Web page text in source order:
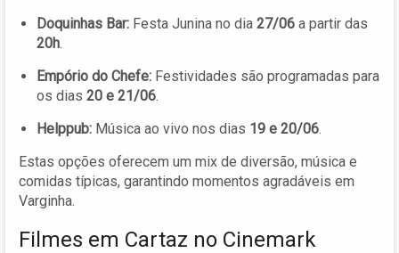
Doquinhas Bar: Festa Junina no dia 27/06 a partir das
20h.
Empório do Chefe: Festividades são programadas para
os dias 20 e 21/06.
Helppub: Música ao vivo nos dias 19 e 20/06.
Estas opções oferecem um mix de diversão, música e
comidas típicas, garantindo momentos agradáveis em
Varginha.
Filmes em Cartaz no Cinemark